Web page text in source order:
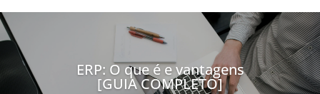
ERP: O que é e vantagens
[GUIA COMPLETO]